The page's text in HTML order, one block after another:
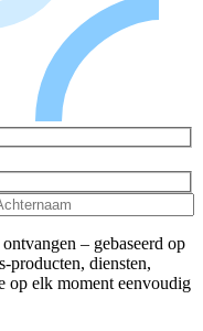
– gebaseerd op
producten, diensten,
op elk moment eenvoudig